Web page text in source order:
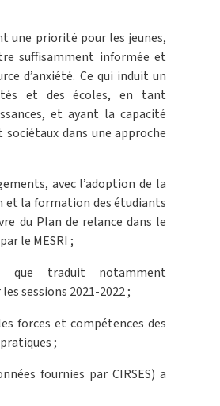
une priorité pour les jeunes,
suffisamment informée et
d’anxiété. Ce qui induit un
et des écoles, en tant
et ayant la capacité
dans une approche
avec l’adoption de la
et la formation des étudiants
du Plan de relance dans le
le MESRI ;
que traduit notamment
sessions 2021-2022 ;
forces et compétences des
;
fournies par CIRSES) a